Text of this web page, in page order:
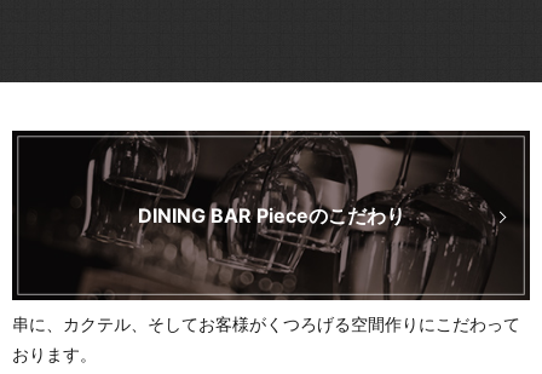
DINING BAR Pieceのこだわり
串に、カクテル、そしてお客様がくつろげる空間作りにこだわって
おります。